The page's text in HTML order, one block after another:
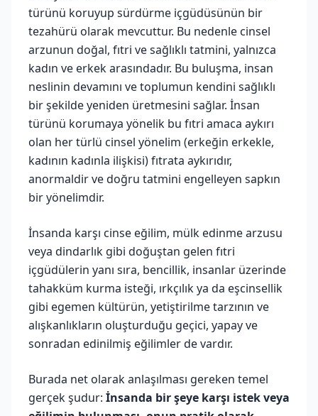
türünü koruyup sürdürme içgüdüsünün bir
tezahürü olarak mevcuttur. Bu nedenle cinsel
arzunun doğal, fıtri ve sağlıklı tatmini, yalnızca
kadın ve erkek arasındadır. Bu buluşma, insan
neslinin devamını ve toplumun kendini sağlıklı
bir şekilde yeniden üretmesini sağlar. İnsan
türünü korumaya yönelik bu fıtri amaca aykırı
olan her türlü cinsel yönelim (erkeğin erkekle,
kadının kadınla ilişkisi) fıtrata aykırıdır,
anormaldir ve doğru tatmini engelleyen sapkın
bir yönelimdir.
İnsanda karşı cinse eğilim, mülk edinme arzusu
veya dindarlık gibi doğuştan gelen fıtri
içgüdülerin yanı sıra, bencillik, insanlar üzerinde
tahakküm kurma isteği, ırkçılık ya da eşcinsellik
gibi egemen kültürün, yetiştirilme tarzının ve
alışkanlıkların oluşturduğu geçici, yapay ve
sonradan edinilmiş eğilimler de vardır.
Burada net olarak anlaşılması gereken temel
gerçek şudur: İnsanda bir şeye karşı istek veya